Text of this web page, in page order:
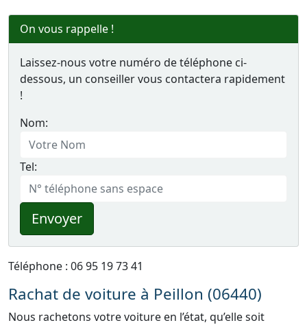
On vous rappelle !
Laissez-nous votre numéro de téléphone ci-
dessous, un conseiller vous contactera rapidement
!
Nom:
Tel:
Envoyer
Téléphone : 06 95 19 73 41
Rachat de voiture à Peillon (06440)
Nous rachetons votre voiture en l’état, qu’elle soit